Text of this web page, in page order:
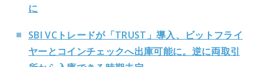
に
SBI VCトレードが「TRUST」導入、ビットフライ
ヤーとコインチェックへ出庫可能に。逆に両取引